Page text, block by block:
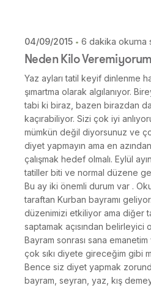
Posted by
Dilara Koçak
04/09/2015 6 dakika okuma
Neden Kilo
Yaz ayları tatil keyif dinlenme
şımartma olarak algılanıyor.
tabi ki biraz, bazen birazdan
kaçırabiliyor. Sizi çok iyi
mümkün değil diyorsunuz ve
diyet yapmayın ama en
çalışmak hedef olmalı. Eylül
tatiller biti ve normal düzene
Bu ay iki önemli durum var .
taraftan Kurban bayramı
düzenimizi etkiliyor ama diğer
saptamak açısından belirleyici
Bayram sonrası sana
çok sıkı diyete gireceğim gibi
Bence siz diyet yapmak
bayram, seyran, yaz, kış